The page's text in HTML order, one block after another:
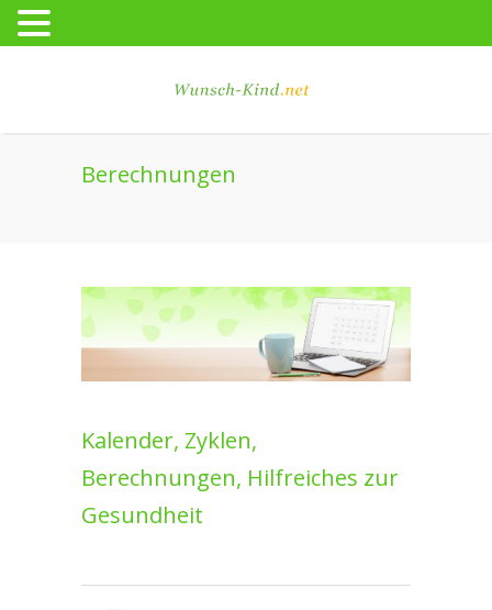
Berechnungen
Kalender, Zyklen,
Berechnungen, Hilfreiches zur
Gesundheit